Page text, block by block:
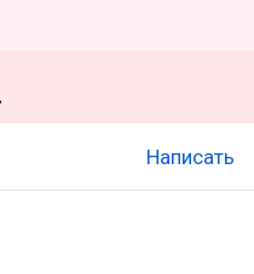
Написать